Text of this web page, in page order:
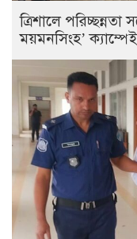
ত্রিশালে পরিচ্ছন্নতা
ময়মনসিংহ’